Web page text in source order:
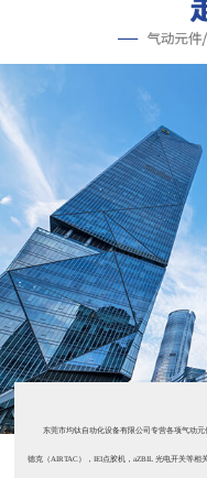
东莞市均钛自动化设备有限公司专营各项气动元
德克（AIRTAC），IEI点胶机，aZBIL 光电开关等